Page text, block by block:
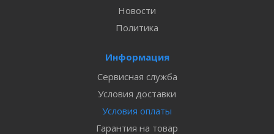
Новости
Политика
Информация
Сервисная служба
Условия доставки
Условия оплаты
Гарантия на товар